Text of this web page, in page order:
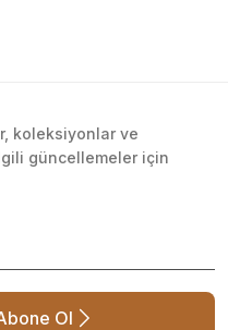
koleksiyonlar ve
güncellemeler için
Ol